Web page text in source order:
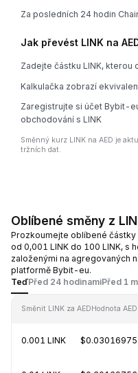
Za posledních 24 hodin
Jak převést LINK na
Zadejte částku LINK, kterou
Kalkulačka zobrazí
Zaregistrujte si účet Bybit-
obchodování s LINK
Směnný kurz LINK na AED je
tržních dat.
Oblíbené směny z
Prozkoumejte oblíbené částky
od 0,001 LINK do 100 LINK, s
založenými na agregovaných
platformě Bybit-eu.
TeďPřed 24 hodinamiPřed 1
Směnit LINK za AEDHodnota AED
0.001 LINK $0.03016975